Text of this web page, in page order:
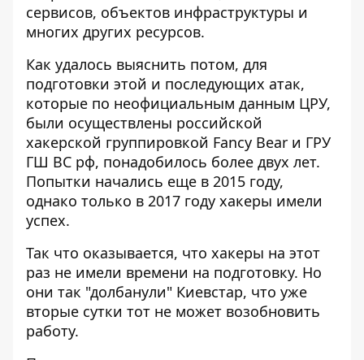
сервисов, объектов инфраструктуры и
многих других ресурсов.
Как удалось выяснить потом, для
подготовки этой и последующих атак,
которые по неофициальным данным ЦРУ,
были осуществлены российской
хакерской группировкой Fancy Bear и ГРУ
ГШ ВС рф, понадобилось более двух лет.
Попытки начались еще в 2015 году,
однако только в 2017 году хакеры имели
успех.
Так что оказывается, что хакеры на этот
раз не имели времени на подготовку. Но
они так "долбанули" Киевстар, что уже
вторые сутки тот не может возобновить
работу.